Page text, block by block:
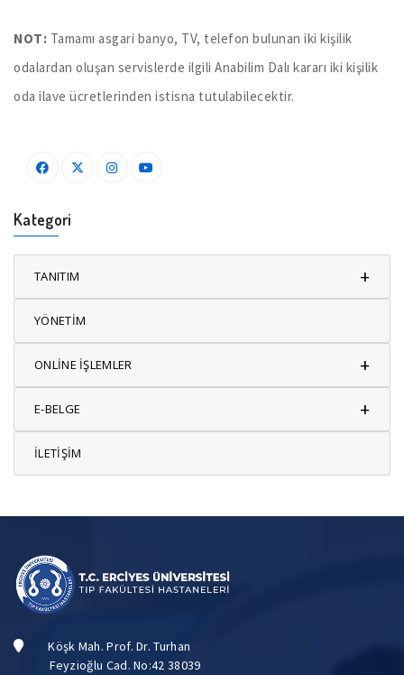
NOT: Tamamı asgari banyo, TV, telefon bulunan iki kişilik
odalardan oluşan servislerde ilgili Anabilim Dalı kararı iki kişilik
oda ilave ücretlerinden istisna tutulabilecektir.
Kategori
TANITIM +
YÖNETİM
ONLİNE İŞLEMLER +
E-BELGE +
İLETİŞİM
Köşk Mah. Prof. Dr. Turhan
Feyzioğlu Cad. No:42 38039